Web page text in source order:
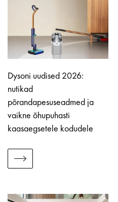
Dysoni uudised 2026:
nutikad
põrandapesuseadmed ja
vaikne õhupuhasti
kaasaegsetele kodudele